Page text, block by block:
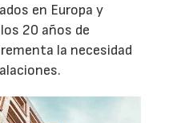
en Europa y
20 años de
la necesidad